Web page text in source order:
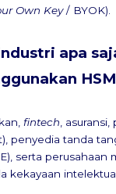
Own Key/ BYOK).
apa
fintech ,
penyedia tanda
serta perusahaan
kekayaan